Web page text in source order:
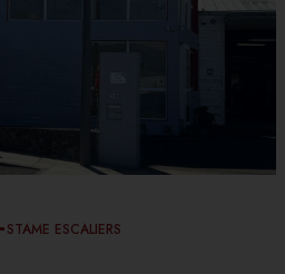
STAME ESCALIERS